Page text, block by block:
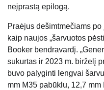
neįprastą epilogą.
Praėjus dešimtmečiams
kaip naujos „šarvuotos
Booker bendravardį.
sukurtas ir 2023 m. birželį
buvo palyginti lengvai
mm M35 pabūklu, 12,7